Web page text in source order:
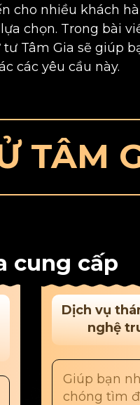
cho nhiều khách
chọn. Trong bài
Tâm Gia sẽ giúp
các yêu cầu này.
GIA
cung cấp
Dịch vụ
nghệ
Giúp bạn
chóng tìm